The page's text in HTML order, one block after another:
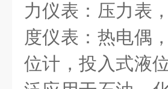
力仪表：压力表
度仪表：热电偶
位计，投入式液